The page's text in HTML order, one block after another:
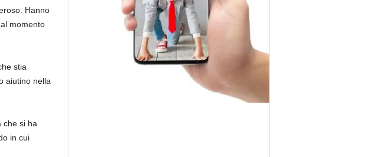
Hanno
momento
stia
aiutino nella
che si ha
in cui